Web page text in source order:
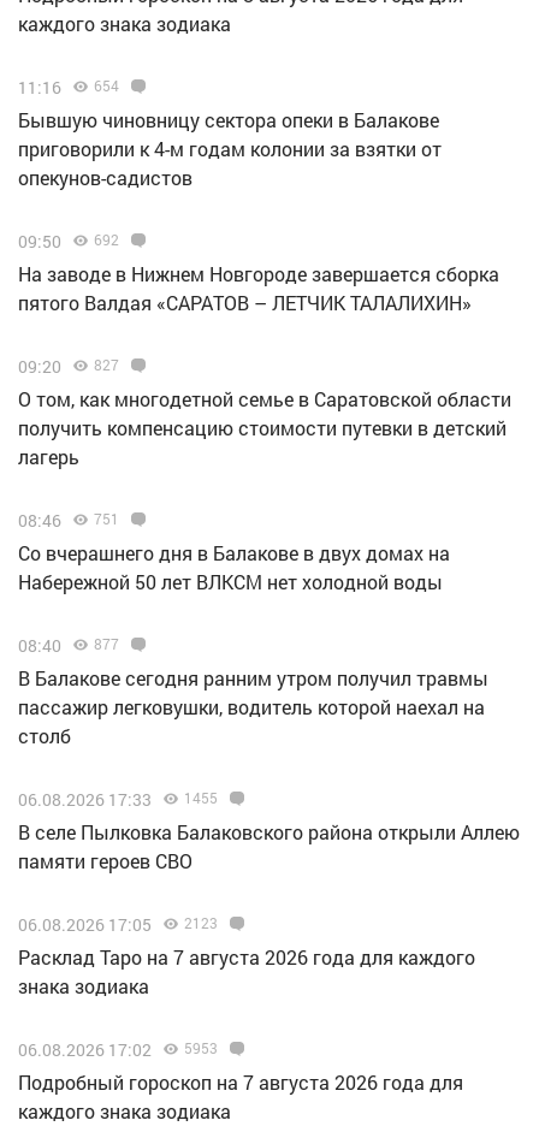
каждого знака зодиака
11:16 654
Бывшую чиновницу сектора опеки в Балакове
приговорили к 4-м годам колонии за взятки от
опекунов-садистов
09:50 692
Н️а заводе в Нижнем Новгороде завершается сборка
пятого Валдая «САРАТОВ – ЛЕТЧИК ТАЛАЛИХИН»
09:20 827
О том, как многодетной семье в Саратовской области
получить компенсацию стоимости путевки в детский
лагерь
08:46 751
Со вчерашнего дня в Балакове в двух домах на
Набережной 50 лет ВЛКСМ нет холодной воды
08:40 877
В Балакове сегодня ранним утром получил травмы
пассажир легковушки, водитель которой наехал на
столб
06.08.2026 17:33 1455
В селе Пылковка Балаковского района открыли Аллею
памяти героев СВО
06.08.2026 17:05 2123
Расклад Таро на 7 августа 2026 года для каждого
знака зодиака
06.08.2026 17:02 5953
Подробный гороскоп на 7 августа 2026 года для
каждого знака зодиака